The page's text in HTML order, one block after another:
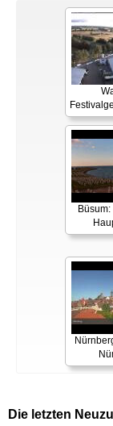
Die letzten